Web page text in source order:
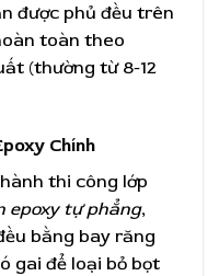
được phủ đều trên
toàn theo
(thường từ 8-12
Chính
thi công lớp
epoxy tự phẳng,
bằng bay răng
gai để loại bỏ bọt